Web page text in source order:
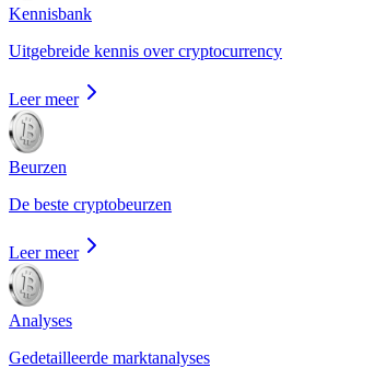
Kennisbank
Uitgebreide kennis over cryptocurrency
Leer meer
Beurzen
De beste cryptobeurzen
Leer meer
Analyses
Gedetailleerde marktanalyses